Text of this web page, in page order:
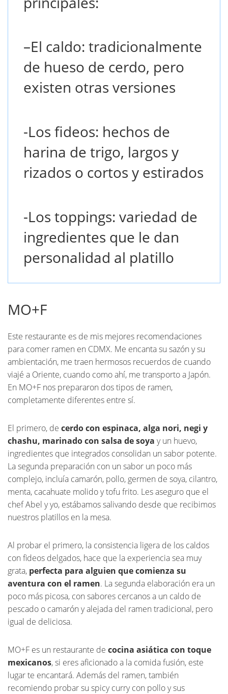
–El caldo: tradicionalmente
de hueso de cerdo, pero
existen otras versiones
-Los fideos: hechos de
harina de trigo, largos y
rizados o cortos y estirados
-Los toppings: variedad de
ingredientes que le dan
personalidad al platillo
MO+F
Este restaurante es de mis mejores recomendaciones
para comer ramen en CDMX. Me encanta su sazón y su
ambientación, me traen hermosos recuerdos de cuando
viajé a Oriente, cuando como ahí, me transporto a Japón.
En MO+F nos prepararon dos tipos de ramen,
completamente diferentes entre sí.
El primero, de cerdo con espinaca, alga nori, negi y
chashu, marinado con salsa de soya y un huevo,
ingredientes que integrados consolidan un sabor potente.
La segunda preparación con un sabor un poco más
complejo, incluía camarón, pollo, germen de soya, cilantro,
menta, cacahuate molido y tofu frito. Les aseguro que el
chef Abel y yo, estábamos salivando desde que recibimos
nuestros platillos en la mesa.
Al probar el primero, la consistencia ligera de los caldos
con fideos delgados, hace que la experiencia sea muy
grata, perfecta para alguien que comienza su
aventura con el ramen. La segunda elaboración era un
poco más picosa, con sabores cercanos a un caldo de
pescado o camarón y alejada del ramen tradicional, pero
igual de deliciosa.
MO+F es un restaurante de cocina asiática con toque
mexicanos, si eres aficionado a la comida fusión, este
lugar te encantará. Además del ramen, también
recomiendo probar su spicy curry con pollo y sus